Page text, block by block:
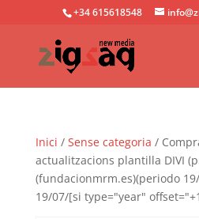
+34 615618548
Inici / Sense categoria /
actualitzacions plantilla DIVI
(fundacionmrm.es)(periodo
19/07/[si type="year"